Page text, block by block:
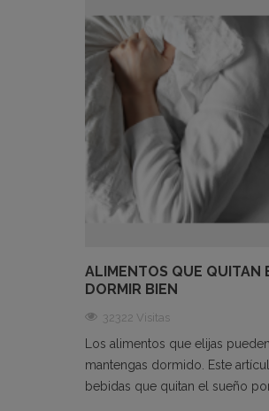
ALIMENTOS QUE QUITAN
DORMIR BIEN
32322 Visitas
Los alimentos que elijas
mantengas dormido. Este
bebidas que quitan el sueño